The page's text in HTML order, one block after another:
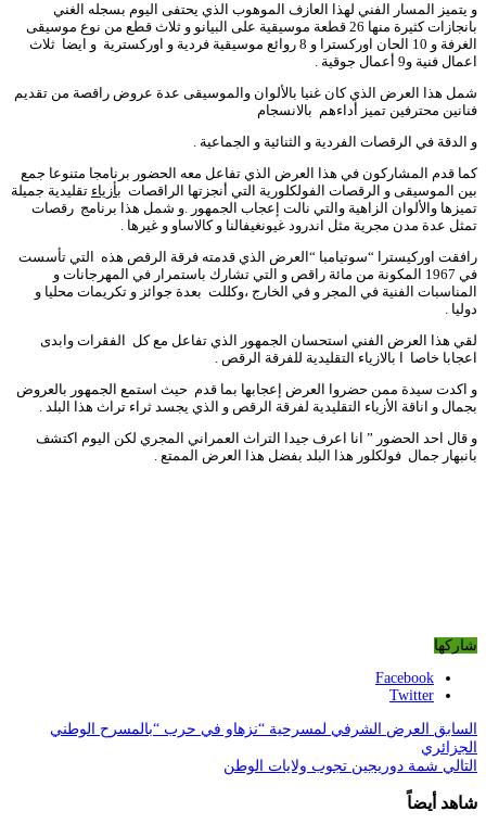
و يتميز المسار الفني لهذا العازف الموهوب الذي يحتفى اليوم بسجله الغني
بانجازات كثيرة منها 26 قطعة موسيقية على البيانو و ثلاث قطع من نوع موسيقى
الغرفة و 10 الحان اوركسترا و 8 روائع موسيقية فردية و اوركسترية و ايضا ثلاث
اعمال فنية و9 أعمال جوقية .
شمل هذا العرض الذي كان غنيا بالألوان والموسيقى عدة عروض راقصة من تقديم
فنانين محترفين تميز أداءهم بالانسجام
و الدقة في الرقصات الفردية و الثنائية و الجماعية .
كما قدم المشاركون في هذا العرض الذي تفاعل معه الحضور برنامجا متنوعا جمع
بين الموسيقى و الرقصات الفولكلورية التي أنجزتها الراقصات بأزياء تقليدية جميلة
تميزها والألوان الزاهية والتي نالت إعجاب الجمهور .و شمل هذا برنامج رقصات
تمثل عدة مدن مجرية مثل اندرود غيونغيفالنا و كالاساو و غيرها .
رافقت اوركيسترا “سوتيامبا “العرض الذي قدمته فرقة الرقص هذه التي تأسست
في 1967 المكونة من مائة راقص و التي تشارك باستمرار في المهرجانات و
المناسبات الفنية في المجر و في الخارج ،وكللت بعدة جوائز و تكريمات محليا و
دوليا .
لقي هذا العرض الفني استحسان الجمهور الذي تفاعل مع كل الفقرات وابدى
اعجابا خاصا ا بالازياء التقليدية للفرقة الرقص .
و اكدت سيدة ممن حضروا العرض إعجابها بما قدم حيث استمع الجمهور بالعروض
بجمال و اناقة الأزياء التقليدية لفرقة الرقص و الذي يجسد ثراء تراث هذا البلد .
و قال احد الحضور ” انا اعرف جيدا التراث العمراني المجري لكن اليوم اكتشف
بانبهار جمال فولكلور هذا البلد بفضل هذا العرض الممتع .
شاركها
Facebook
Twitter
السابق العرض الشرفي لمسرحية “نزهاو في حرب “بالمسرح الوطني
الجزائري
التالي شمة دوريجين تجوب ولايات الوطن
شاهد أيضاً